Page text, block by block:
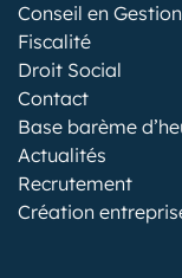
Conseil en
Fiscalité
Droit Social
Contact
Base barème
Actualités
Recrutement
Création